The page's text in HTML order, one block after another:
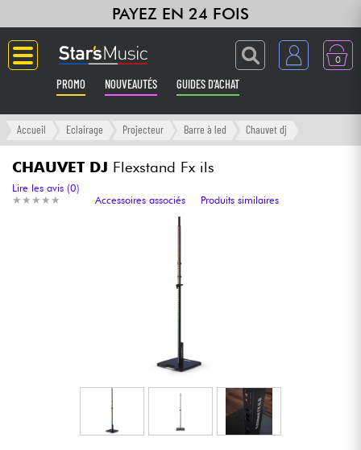
PAYEZ EN 24 FOIS
0
PROMO NOUVEAUTÉS GUIDES D'ACHAT
Langue
Guitares & Basses
Amplis & Effets
Micros & HF
Accueil Eclairage Projecteur Barre à led Chauvet dj
CHAUVET DJ Flexstand Fx ils
★ ★ ★ ★ ★
★ ★ ★ ★ ★
Lire les avis (0)
Accessoires associés
Produits similaires